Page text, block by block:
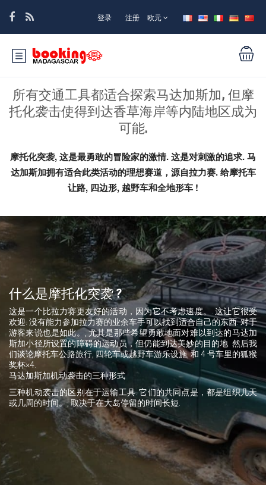
登录 注册 欧元
所有交通工具都适合探索马达加斯加, 但摩
托化袭击使得到达香草海岸等内陆地区成为
可能.
摩托化突袭, 这是最勇敢的冒险家的激情. 这是对刺激的追求. 马
达加斯加拥有适合此类活动的理想赛道，源自拉力赛. 给摩托车
让路, 四边形, 越野车和全地形车 !
什么是摩托化突袭 ?
这是一个比拉力赛更友好的活动，因为它不考虑速度。. 这让它很受
欢迎. 没有能力参加拉力赛的业余车手可以找到适合自己的东西. 对于
游客来说也是如此。, 尤其是那些希望勇敢地面对难以到达的马达加
斯加小径所设置的障碍的运动员，但仍能到达美妙的目的地. 然后我
们谈论摩托车公路旅行, 四轮车或越野车游乐设施, 和 4 号车里的狐猴
奖杯×4.
马达加斯加机动袭击的三种形式
三种机动袭击的区别在于运输工具. 它们的共同点是，都是组织几天
或几周的时间。, 取决于在大岛停留的时间长短.